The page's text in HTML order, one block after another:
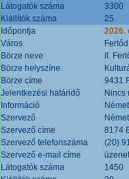
Látogatók száma
3300
Kiállítók száma
25
Időpontja
2026.
Város
Fertőd
Börze neve
II.
Börze helyszíne
Börze címe
9431
Jelentkezési határidő
Nincs
Információ
Szervező
Szervező címe
8174
Szervező telefonszáma
(20)
Szervező e-mail címe
Látogatók száma
1450